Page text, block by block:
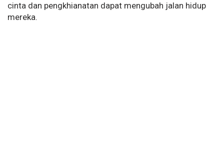
cinta dan pengkhianatan dapat mengubah jalan hidup
mereka​​.